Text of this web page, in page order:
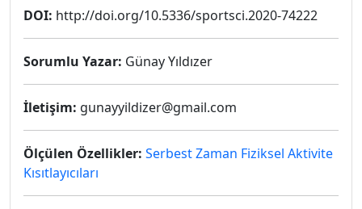
DOI: http://doi.org/10.5336/sportsci.2020-74222
Sorumlu Yazar: Günay Yıldızer
İletişim: gunayyildizer@gmail.com
Ölçülen Özellikler: Serbest Zaman Fiziksel Aktivite
Kısıtlayıcıları